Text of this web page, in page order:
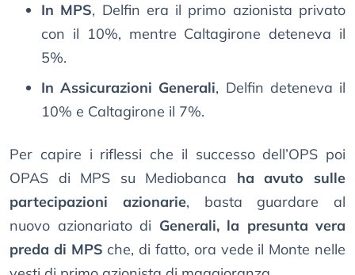
In MPS, Delfin era il primo azionista privato
con il 10%, mentre Caltagirone deteneva il
5%.
In Assicurazioni Generali, Delfin deteneva il
10% e Caltagirone il 7%.
Per capire i riflessi che il successo dell’OPS poi
OPAS di MPS su Mediobanca ha avuto sulle
partecipazioni azionarie, basta guardare al
nuovo azionariato di Generali, la presunta vera
preda di MPS che, di fatto, ora vede il Monte nelle